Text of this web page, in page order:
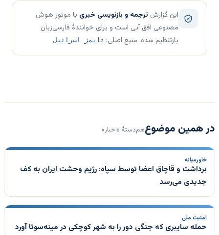
این گزارش ترجمه و بازنویسی خبری با موتور هوش
مصنوعی افق آبی است و برای خوانندهٔ فارسی‌زبان
بازتنظیم شده. منبع اصلی: تایمز اسرائیل
در همین موضوعهم‌دستهٔ «اخبار»
خاورمیانه
برداشت و قاچاق اعضا توسط سپاه: رژیم وحشت ایران به کف
جدیدی می‌رسد
امنیت ملی
حمله سایبری که جنگی دور را به شهر کوچکی در مینه‌سوتا آورد